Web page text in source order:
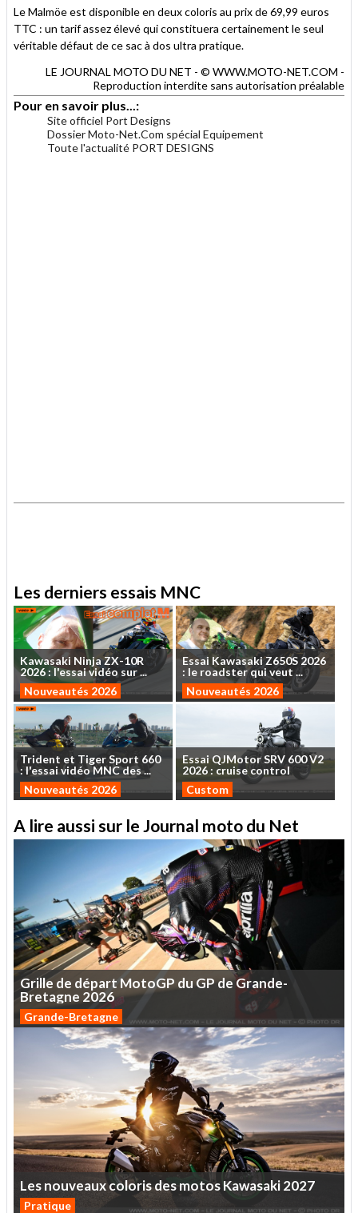
Le Malmöe est disponible en deux coloris au prix de 69,99 euros
TTC : un tarif assez élevé qui constituera certainement le seul
véritable défaut de ce sac à dos ultra pratique.
LE JOURNAL MOTO DU NET - © WWW.MOTO-NET.COM -
Reproduction interdite sans autorisation préalable
Pour en savoir plus...:
Site officiel Port Designs
Dossier Moto-Net.Com spécial Equipement
Toute l'actualité PORT DESIGNS
Les derniers essais MNC
Kawasaki NinjaZX-10R
2026: l'essaividéo sur...
Nouveautés 2026
Essai KawasakiZ650S 2026
: le roadsterquiveut ...
Nouveautés 2026
Trident et TigerSport 660
: l'essaividéoMNCdes...
Nouveautés 2026
EssaiQJMotorSRV 600V2
2026 : cruise control
Custom
A lire aussi sur le Journal moto du Net
Grille de départ MotoGP duGPdeGrande-
Bretagne 2026
Grande-Bretagne
LesnouveauxcolorisdesmotosKawasaki2027
Pratique